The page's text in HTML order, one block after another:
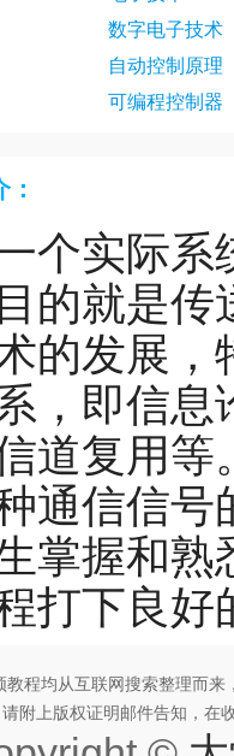
数字电子技术
自动控制原理
可编程控制器
个实际
的就是
的发展
，即信
道复用
通信信
掌握和
打下良好
教程均从互联网搜索整理而
附上版权证明邮件告知，在